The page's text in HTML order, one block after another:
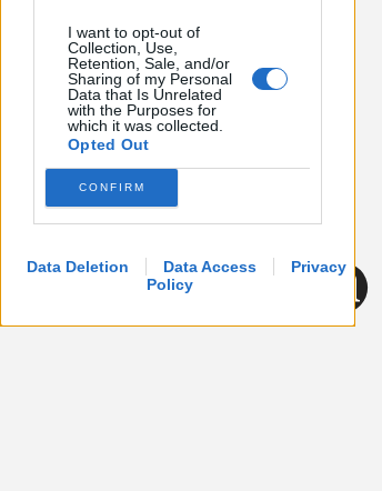
I want to opt-out of
Collection, Use,
Retention, Sale, and/or
Sharing of my Personal
Data that Is Unrelated
with the Purposes for
which it was collected.
Opted Out
CONFIRM
Data Deletion Data Access
Privacy
Policy